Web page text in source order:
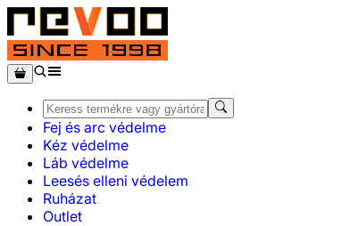
Fej és arc védelme
Kéz védelme
Láb védelme
Leesés elleni védelem
Ruházat
Outlet